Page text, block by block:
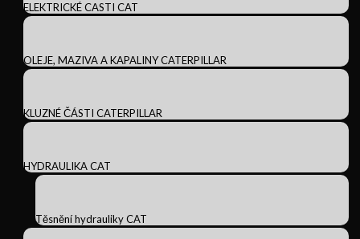
ELEKTRICKÉ CASTI CAT
OLEJE, MAZIVA A KAPALINY CATERPILLAR
KLUZNÉ ČÁSTI CATERPILLAR
HYDRAULIKA CAT
Těsnění hydrauliky CAT